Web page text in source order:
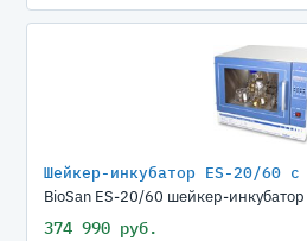
Шейкер-инкубатор ЕS-20/60
BioSan ЕS-20/60 шейкер-
374 990 руб.